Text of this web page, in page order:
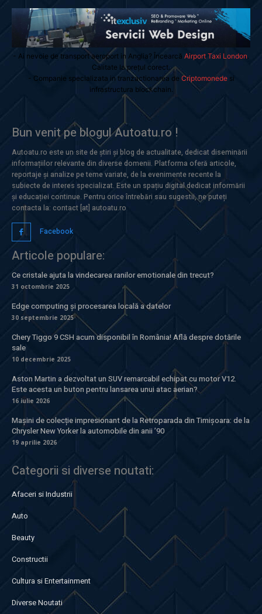
- Ai nevoie de transport aeroport in Anglia? Încearcă Airport Taxi London
Calitate la prețul corect.
- Companie specializata in tranzactionarea de Criptomonedesi
infrastructura blockchain.
Bun venit pe blogul Autoatu.ro !
Autoatu.ro este un site de știri și blog de actualitate, dedicat diseminării
informațiilor relevante din diverse domenii. Platforma oferă articole,
reportaje și analize pe teme variate, de la evenimente recente la
subiecte de interes specializat. Este un spațiu digital dedicat informării
și educației continue. Pentru orice întrebări sau sugestii, ne puteți
contacta la: contact [at] autoatu.ro
Facebook
Articole populare:
Ce cristale ajuta la vindecarea ranilor emotionale din trecut?
31 octombrie 2025
Edge computing și procesarea locală a datelor
30 septembrie 2025
Chery Tiggo 9 CSH acum disponibil în România! Află despre dotările
sale
10 decembrie 2025
Aston Martin a dezvoltat un SUV remarcabil echipat cu motor V12.
Este acesta un buton pentru lansarea unui atac aerian?
16 iulie 2026
Mașini de colecție impresionant de la Retroparada din Timișoara: de la
Chrysler New Yorker la automobile din anii ’90
19 aprilie 2026
Categorii si diverse noutati:
Afaceri si Industrii
Auto
Beauty
Constructii
Cultura si Entertainment
Diverse Noutati